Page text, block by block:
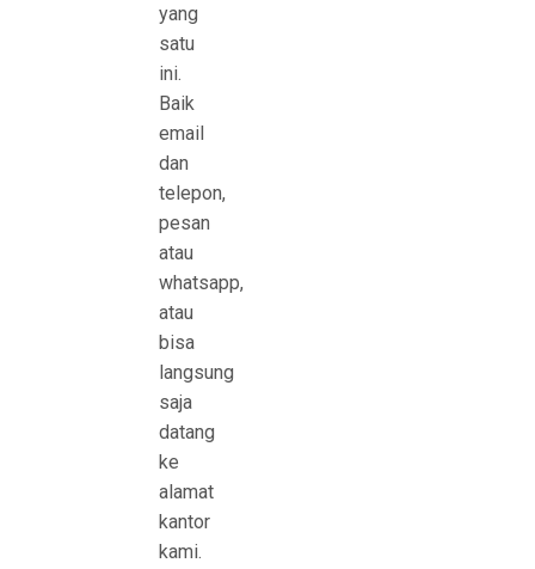
yang
satu
ini.
Baik
email
dan
telepon,
pesan
atau
whatsapp,
atau
bisa
langsung
saja
datang
ke
alamat
kantor
kami.